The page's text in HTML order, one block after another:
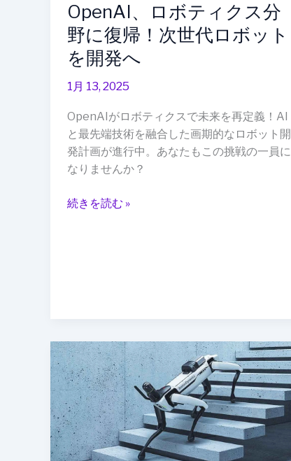
OpenAI、ロボティクス分
野に復帰！次世代ロボット
を開発へ
1月 13, 2025
OpenAIがロボティクスで未来を再定義！AI
と最先端技術を融合した画期的なロボット開
発計画が進行中。あなたもこの挑戦の一員に
なりませんか？
復
帰！
次
世
代
ボ
ッ
ト
を
発
続きを読む »
Leica
Geosystems
と
Boston
Dynamics
が
提